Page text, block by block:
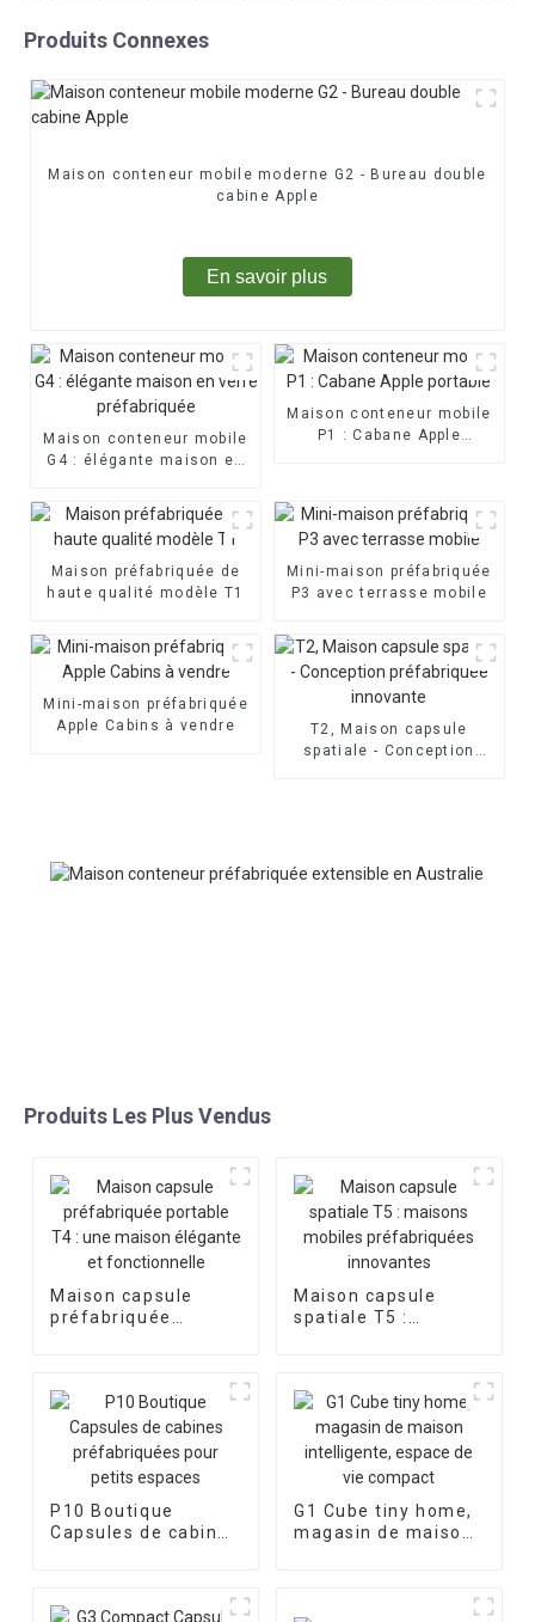
Produits Connexes
Maison conteneur mobile moderne G2 - Bureau double
cabine Apple
En savoir plus
Maison conteneur mobile
G4 : élégante maison en
Maison conteneur mobile
P1 : Cabane Apple
Maison préfabriquée de
haute qualité modèle T1
Mini-maison préfabriquée
P3 avec terrasse mobile
Mini-maison préfabriquée
Apple Cabins à vendre
T2, Maison capsule
spatiale - Conception
Produits Les Plus Vendus
Maison capsule
préfabriquée
Maison capsule
spatiale T5 :
P10 Boutique
Capsules de cabines
G1 Cube tiny home,
magasin de maison